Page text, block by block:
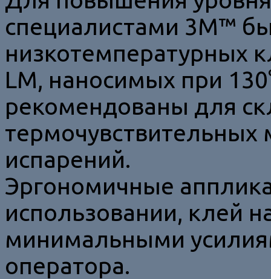
специалистами 3M™
низкотемпературных
LM, наносимых при
рекомендованы для
испарений.
Эргономичные
использовании, клей
минимальными
оператора.